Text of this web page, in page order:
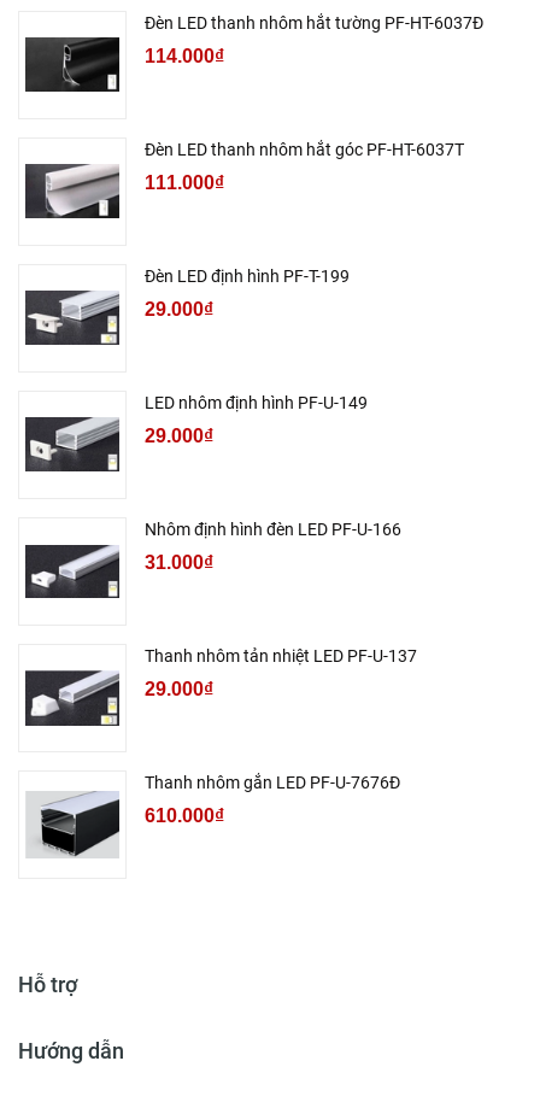
Đèn LED thanh nhôm hắt tường PF-HT-6037Đ
114.000₫
Đèn LED thanh nhôm hắt góc PF-HT-6037T
111.000₫
Đèn LED định hình PF-T-199
29.000₫
LED nhôm định hình PF-U-149
29.000₫
Nhôm định hình đèn LED PF-U-166
31.000₫
Thanh nhôm tản nhiệt LED PF-U-137
29.000₫
Thanh nhôm gắn LED PF-U-7676Đ
610.000₫
Hỗ trợ
Hướng dẫn